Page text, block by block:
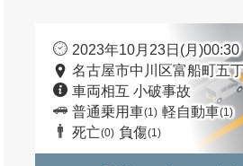
2023年10月23日(月)00:30
名古屋市中川区富船町五
車両相互 小破事故
普通乗用車(1) 軽自動車(1)
死亡(0) 負傷(1)